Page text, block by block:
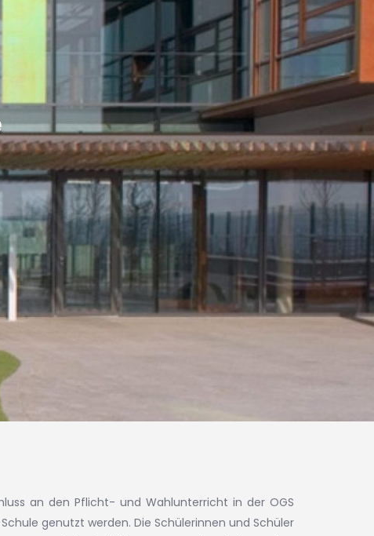
an den Pflicht- und Wahlunterricht in der OGS
genutzt werden. Die Schülerinnen und Schüler